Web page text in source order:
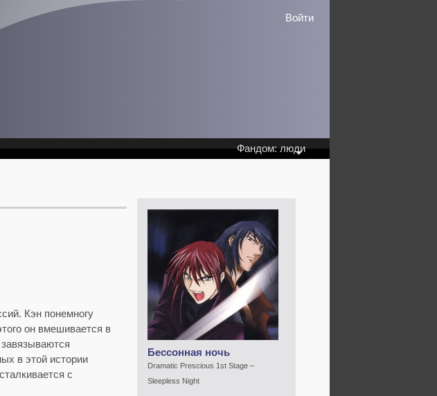
Войти
Фандом: люди
Кэн понемногу
он вмешивается в
в этой истории
с
Бессонная ночь
Dramatic Prescious 1st Stage –
Sleepless Night